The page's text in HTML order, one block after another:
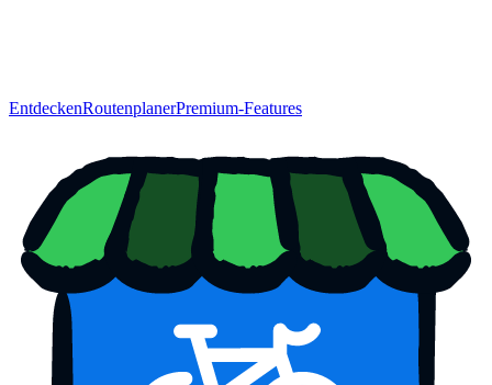
EntdeckenRoutenplanerPremium-Features